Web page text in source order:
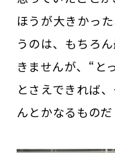
ほうが大きかっ
うのは、もちろ
きませんが、“と
とさえできれば
んとかなるものだ